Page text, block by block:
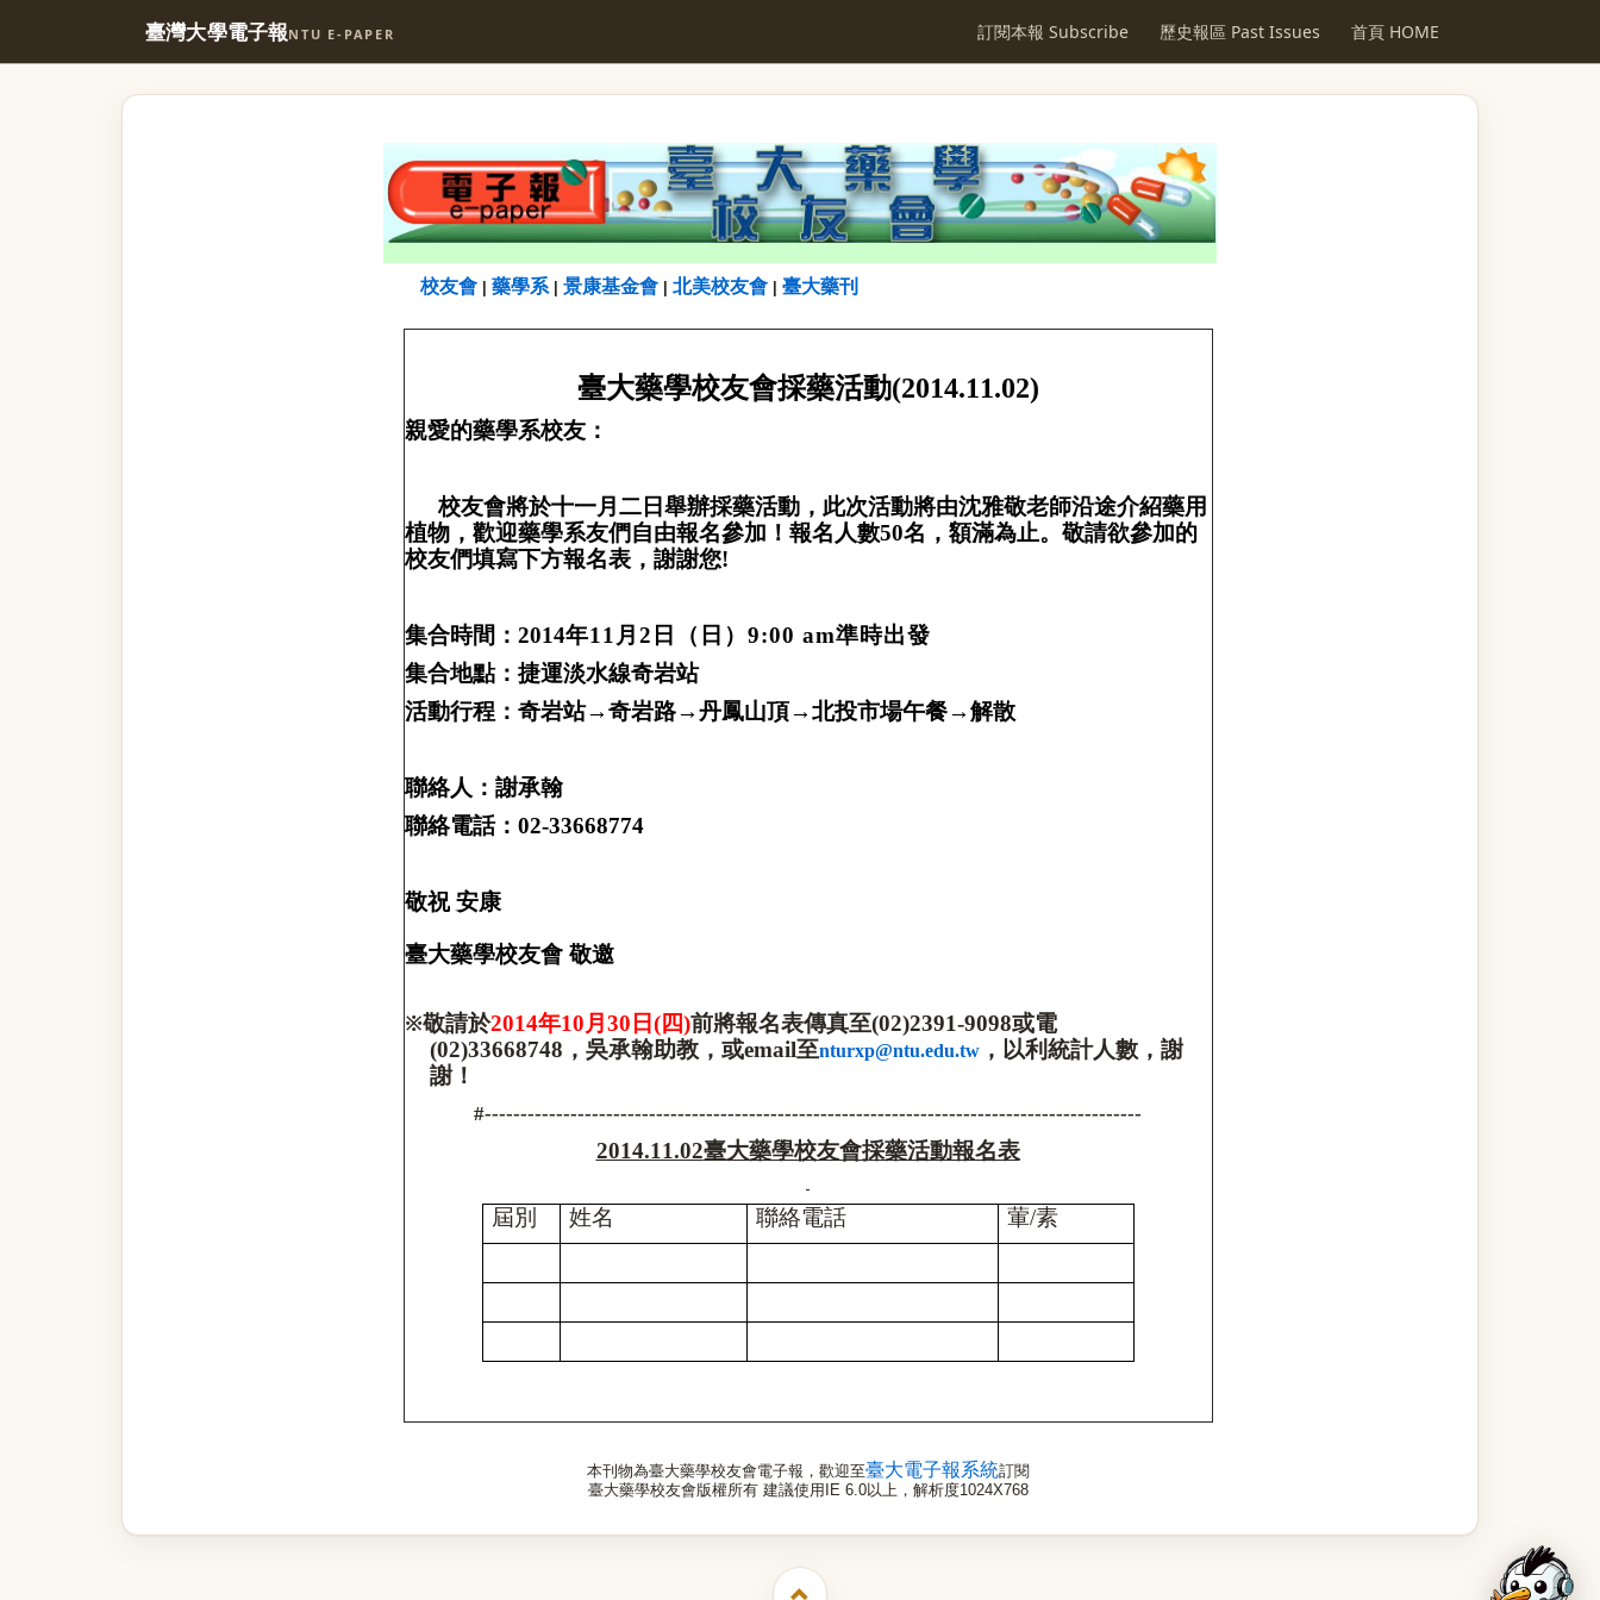
臺灣大學電子報NTU E-PAPER 訂閱本報 Subscribe 歷史報區 Past Issues 首頁 HOME
校友會 藥學系| 景康基金會 北美校友會 臺大藥刊
臺大藥學校友會採藥活動(2014.11.02)
親愛的藥學系校友：
校友會將於十一月二日舉辦採藥活動，此次活動將由沈雅敬老師沿途介紹藥用
植物，歡迎藥學系友們自由報名參加！報名人數50名，額滿為止。敬請欲參加的
校友們填寫下方報名表，謝謝您!
集合時間： 2014年11 月 2 日（日） 9:00 am準時出發
集合地點：捷運淡水線奇岩站
活動行程：奇岩站→奇岩路→丹鳳山頂→北投市場午餐→解散
聯絡人：謝承翰
聯絡電話： 02-33668774
敬祝 安康
臺大藥學校友會 敬邀
※敬請於2014年10月30 日(四)前將報名表傳真至(02)2391-9098或電
(02)33668748 ，吳承翰助教，或email至nturxp@ntu.edu.tw ，以利統計人數，謝
謝！
#--------------------------------------------------------------------------------------------
2014.11.02臺大藥學校友會採藥活動報名表
屆別 姓名 聯絡電話 葷/素
本刊物為臺大藥學校友會電子報，歡迎至臺大電子報系統訂閱
臺大藥學校友會版權所有 建議使用IE 6.0以上，解析度1024X768